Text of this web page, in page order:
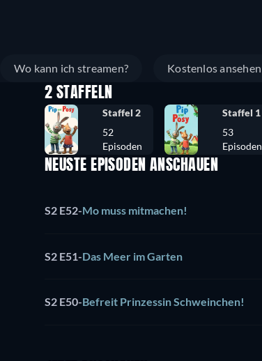
Wo kann ich streamen? Kostenlos ansehen
2 STAFFELN
Staffel 2
52
Episoden
Staffel 1
53
Episoden
NEUSTE EPISODEN ANSCHAUEN
S2 E52-Mo muss mitmachen!
S2 E51-Das Meer im Garten
S2 E50-Befreit Prinzessin Schweinchen!